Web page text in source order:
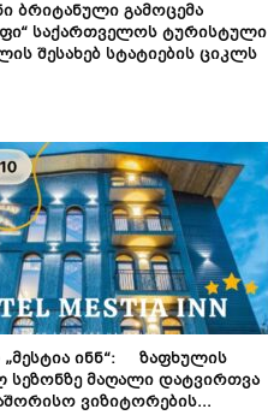
ბრიტანული გამოცემა
საქართველოს ტურისტული
შესახებ სტატიების ციკლს
ინნ“: ზაფხულის
სეზონზე მაღალი დატვირთვა
ვიზიტორების...